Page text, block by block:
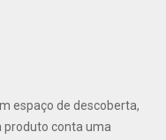
espaço de descoberta,
produto conta uma